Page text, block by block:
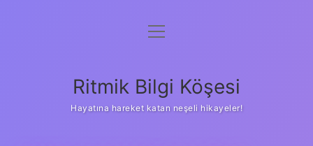
Anasayfa
Yasal Uyarı
menüyü
Ritmik Bilgi Köşesi
Hayatına hareket katan neşeli hikayeler!